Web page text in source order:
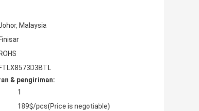
Malaysia
Finisar
ROHS
FTLX8573D3BTL
& pengiriman:
1
189$/pcs(Price is negotiable)